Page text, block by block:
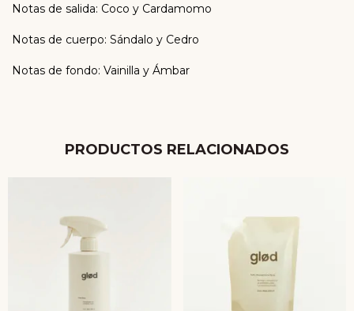
Notas de salida: Coco y Cardamomo
Notas de cuerpo: Sándalo y Cedro
Notas de fondo: Vainilla y Ámbar
PRODUCTOS RELACIONADOS